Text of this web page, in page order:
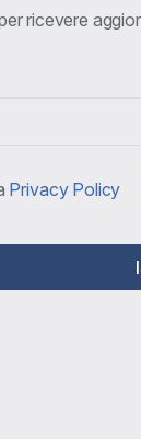
ricevere
Privacy Policy